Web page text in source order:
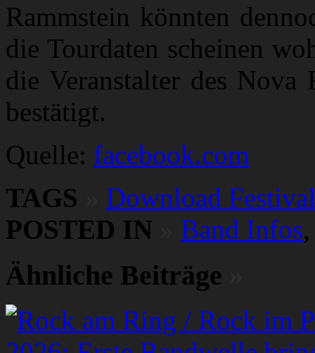
Rammstein könnten
die Tourdaten scheinen
die Veranstalter des
bestätigt.
Quelle: facebook.com
TAGS
Download Festival
POSTED IN
Band Infos
Ähnliche Beiträge